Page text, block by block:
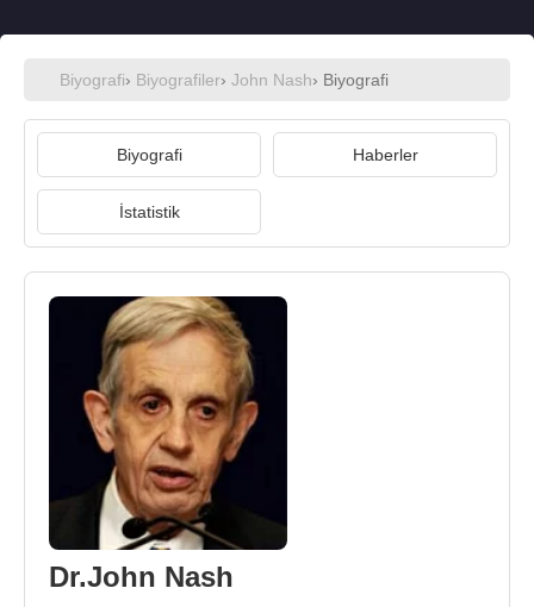
Biyografi› Biyografiler› John Nash› Biyografi
Biyografi Haberler
İstatistik
Dr.John Nash